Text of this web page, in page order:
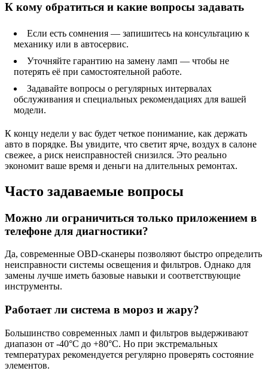
К кому обратиться и какие вопросы задавать
Если есть сомнения — запишитесь на консультацию к
механику или в автосервис.
Уточняйте гарантию на замену ламп — чтобы не
потерять её при самостоятельной работе.
Задавайте вопросы о регулярных интервалах
обслуживания и специальных рекомендациях для вашей
модели.
К концу недели у вас будет четкое понимание, как держать
авто в порядке. Вы увидите, что светит ярче, воздух в салоне
свежее, а риск неисправностей снизился. Это реально
экономит ваше время и деньги на длительных ремонтах.
Часто задаваемые вопросы
Можно ли ограничиться только приложением в
телефоне для диагностики?
Да, современные OBD‑сканеры позволяют быстро определить
неисправности системы освещения и фильтров. Однако для
замены лучше иметь базовые навыки и соответствующие
инструменты.
Работает ли система в мороз и жару?
Большинство современных ламп и фильтров выдерживают
диапазон от -40°C до +80°C. Но при экстремальных
температурах рекомендуется регулярно проверять состояние
элементов.